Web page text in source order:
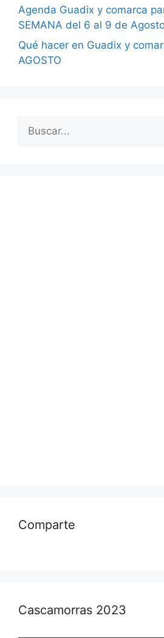
Agenda Guadix y comarca
SEMANA del 6 al 9 de
Qué hacer en Guadix y
AGOSTO
Buscar:
Comparte
Cascamorras 2023